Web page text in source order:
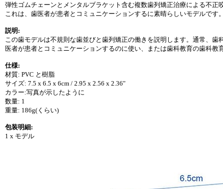
弾性ゴムチェーンとメンタルブラケット含む複数歯列矯正治療による不正
これは、歯医者が患者とコミュニケーションするに素晴らしいモデルで
説明:
この歯モデルは不規則な歯並びと歯列矯正の働きを説明します。通常、
医者が患者とコミュニケーションするのに使い、または歯科教育の歯科教
仕様:
材質: PVC と樹脂
サイズ: 7.5 x 6.5 x 6cm / 2.95 x 2.56 x 2.36"
カラー:写真が示したように
数量: 1
重量: 186g(くらい)
包装明細:
1 x モデル